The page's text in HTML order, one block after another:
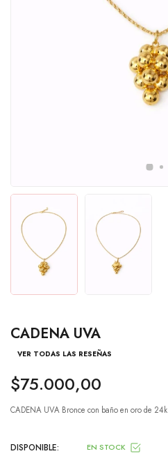
CADENA UVA
VER TODAS LAS RESEÑAS
$75.000,00
CADENA UVA Bronce con baño en oro de 24k
DISPONIBLE: EN STOCK